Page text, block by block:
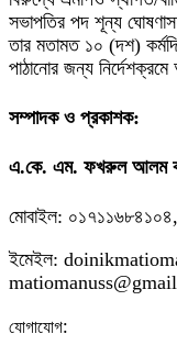
সভাপতির পদ শূন্য
তার মতামত ১০ (দশ)
পাঠানোর জন্য
সম্পাদক ও প্রকাশক:
এ.কে. এম. ফখরুল আলম
মোবাইল:
ইমেইল:
যোগাযোগ: